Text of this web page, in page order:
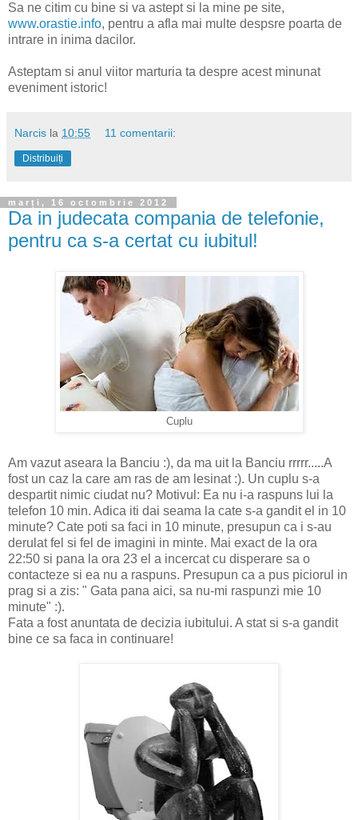
Sa ne citim cu bine si va astept si la mine pe site,
www.orastie.info, pentru a afla mai multe despsre poarta de
intrare in inima dacilor.
Asteptam si anul viitor marturia ta despre acest minunat
eveniment istoric!
Narcis la 10:55 11 comentarii:
Distribuiți
marți, 16 octombrie 2012
Da in judecata compania de telefonie,
pentru ca s-a certat cu iubitul!
Cuplu
Am vazut aseara la Banciu :), da ma uit la Banciu rrrrr.....A
fost un caz la care am ras de am lesinat :). Un cuplu s-a
despartit nimic ciudat nu? Motivul: Ea nu i-a raspuns lui la
telefon 10 min. Adica iti dai seama la cate s-a gandit el in 10
minute? Cate poti sa faci in 10 minute, presupun ca i s-au
derulat fel si fel de imagini in minte. Mai exact de la ora
22:50 si pana la ora 23 el a incercat cu disperare sa o
contacteze si ea nu a raspuns. Presupun ca a pus piciorul in
prag si a zis: " Gata pana aici, sa nu-mi raspunzi mie 10
minute" :).
Fata a fost anuntata de decizia iubitului. A stat si s-a gandit
bine ce sa faca in continuare!